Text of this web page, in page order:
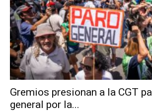
Gremios presionan a la CGT
general por la...